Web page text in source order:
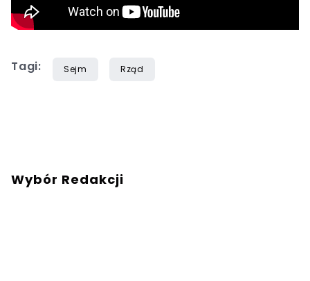
Tagi: Sejm Rząd
Wybór Redakcji